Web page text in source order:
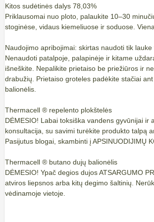
Kitos sudėtinės dalys 78,03%
Priklausomai nuo ploto, palaukite 10–30
stoginėse, vidaus kiemeliuose ir soduose.
Naudojimo apribojimai: skirtas naudoti tik
Nenaudoti patalpoje, palapinėje ir kitame
išneškite. Nepalikite prietaiso be priežiūros ir
drabužių. Prietaiso groteles padėkite stačiai
balionėlis.
Thermacell ® repelento plokštelės
DĖMESIO! Labai toksiška vandens gyvūnijai ir
konsultacija, su savimi turėkite produkto talpą
Pasijutus blogai, skambinti į APSINUODIJIMŲ
Thermacell ® butano dujų balionėlis
DĖMESIO! Ypač degios dujos ATSARGUMO
atviros liepsnos arba kitų degimo šaltinių.
vėdinamoje vietoje.